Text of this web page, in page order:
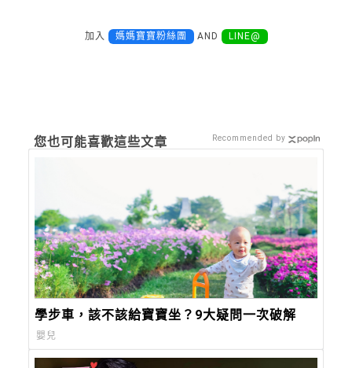
加入 媽媽寶寶粉絲團 AND LINE@
您也可能喜歡這些文章
學步車，該不該給寶寶坐？9大疑問一次破解
嬰兒
Recommended by